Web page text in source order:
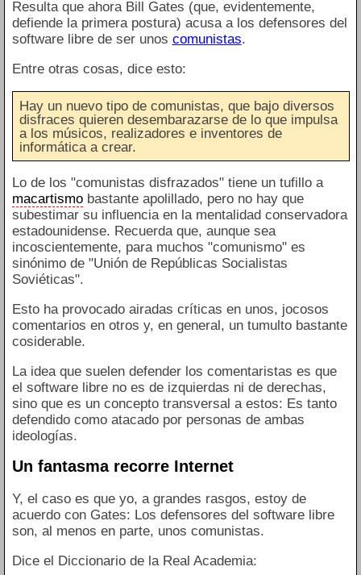
Resulta que ahora Bill Gates (que, evidentemente,
defiende la primera postura) acusa a los defensores del
software libre de ser unos comunistas.
Entre otras cosas, dice esto:
Hay un nuevo tipo de comunistas, que bajo diversos
disfraces quieren desembarazarse de lo que impulsa
a los músicos, realizadores e inventores de
informática a crear.
Lo de los "comunistas disfrazados" tiene un tufillo a
macartismobastante apolillado, pero no hay que
subestimar su influencia en la mentalidad conservadora
estadounidense. Recuerda que, aunque sea
incoscientemente, para muchos "comunismo" es
sinónimo de "Unión de Repúblicas Socialistas
Soviéticas".
Esto ha provocado airadas críticas en unos, jocosos
comentarios en otros y, en general, un tumulto bastante
cosiderable.
La idea que suelen defender los comentaristas es que
el software libre no es de izquierdas ni de derechas,
sino que es un concepto transversal a estos: Es tanto
defendido como atacado por personas de ambas
ideologías.
Un fantasma recorre Internet
Y, el caso es que yo, a grandes rasgos, estoy de
acuerdo con Gates: Los defensores del software libre
son, al menos en parte, unos comunistas.
Dice el Diccionario de la Real Academia: